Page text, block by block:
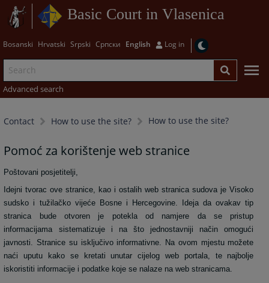
Basic Court in Vlasenica
Bosanski Hrvatski Srpski Српски English Log in
Advanced search
Contact How to use the site? How to use the site?
Pomoć za korištenje web stranice
Poštovani posjetitelji,
Idejni tvorac ove stranice, kao i ostalih web stranica sudova je Visoko
sudsko i tužilačko vijeće Bosne i Hercegovine. Ideja da ovakav tip
stranica bude otvoren je potekla od namjere da se pristup
informacijama sistematizuje i na što jednostavniji način omogući
javnosti. Stranice su isključivo informativne. Na ovom mjestu možete
naći uputu kako se kretati unutar cijelog web portala, te najbolje
iskoristiti informacije i podatke koje se nalaze na web stranicama.